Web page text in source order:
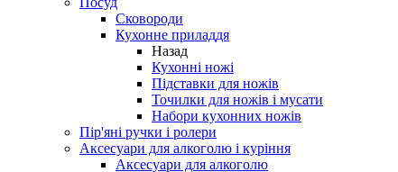
Сковороди
Кухонне приладдя
Назад
Кухонні ножі
Підставки для ножів
Точилки для ножів і мусати
Набори кухонних ножів
Пір'яні ручки і ролери
Аксесуари для алкоголю і куріння
Аксесуари для алкоголю